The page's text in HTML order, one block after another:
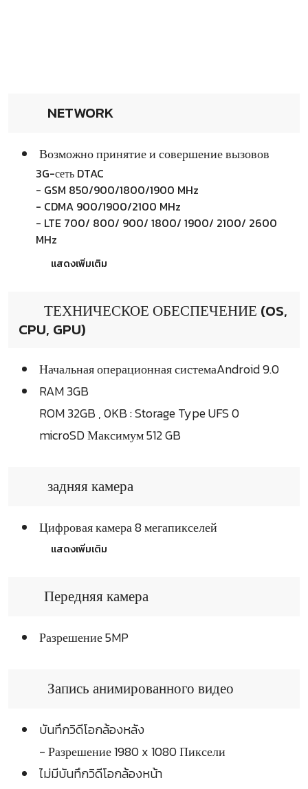
NETWORK
Возможно принятие и совершение вызовов
3G-сеть DTAC
- GSM 850/900/1800/1900 MHz
- CDMA 900/1900/2100 MHz
- LTE 700/ 800/ 900/ 1800/ 1900/ 2100/ 2600
MHz
แสดงเพิ่มเติม
ТЕХНИЧЕСКОЕ ОБЕСПЕЧЕНИЕ (OS,
CPU, GPU)
Начальная операционная системаAndroid 9.0
RAM 3GB
ROM 32GB , 0KB : Storage Type UFS 0
microSD Максимум 512 GB
задняя камера
Цифровая камера 8 мегапикселей
แสดงเพิ่มเติม
Передняя камера
Разрешение 5MP
Запись анимированного видео
บันทึกวิดีโอกล้องหลัง
- Разрешение 1980 x 1080 Пиксели
ไม่มีบันทึกวิดีโอกล้องหน้า